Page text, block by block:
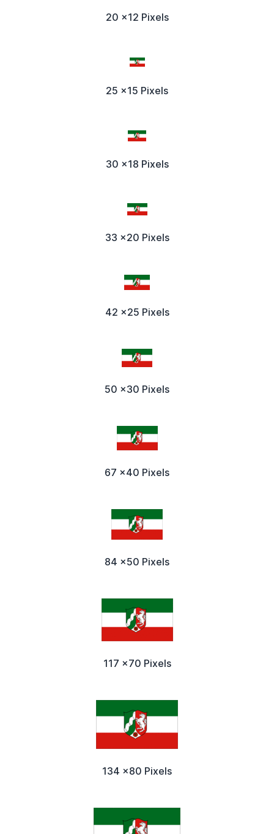
20 x12 Pixels
25 x15 Pixels
30 x18 Pixels
33 x20 Pixels
42 x25 Pixels
50 x30 Pixels
67 x40 Pixels
84 x50 Pixels
117 x70 Pixels
134 x80 Pixels